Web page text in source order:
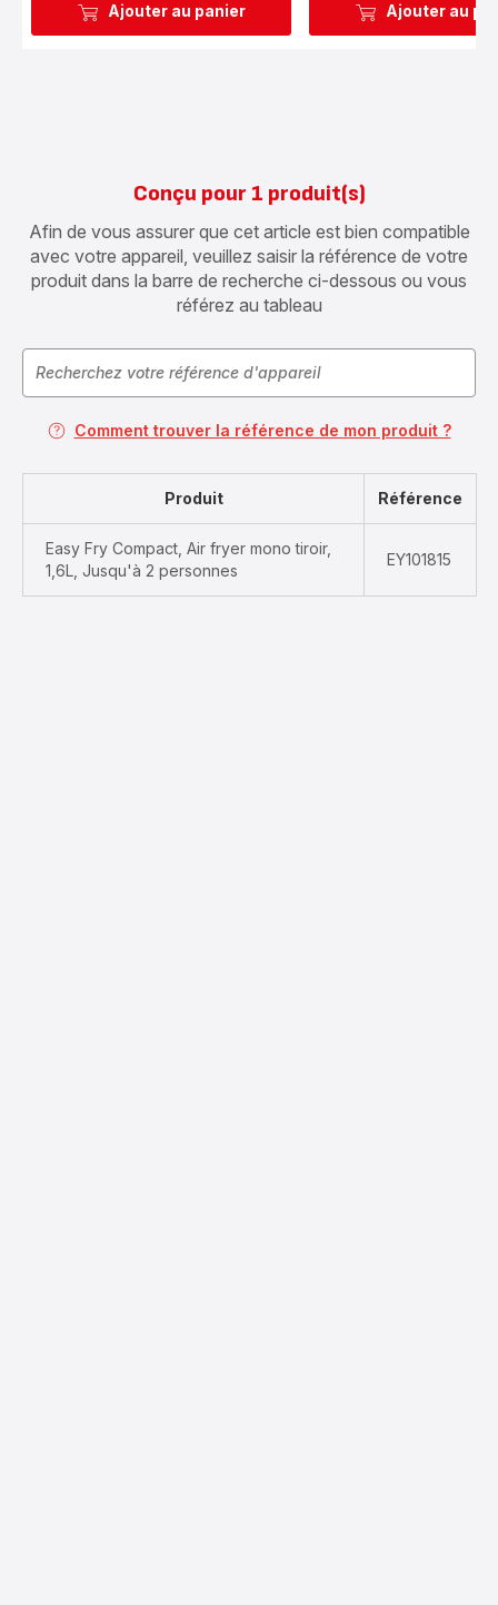
Ajouter au panier Ajouter au
Conçu pour 1 produit(s)
Afin de vous assurer que cet article est bien compatible
avec votre appareil, veuillez saisir la référence de votre
produit dans la barre de recherche ci-dessous ou vous
référez au tableau
Comment trouver la référence de mon produit ?
Produit Référence
Easy Fry Compact, Air fryer mono tiroir,
1,6L, Jusqu'à 2 personnes
EY101815